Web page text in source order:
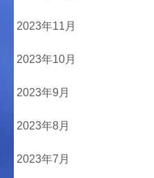
2023年11月
2023年10月
2023年9月
2023年8月
2023年7月